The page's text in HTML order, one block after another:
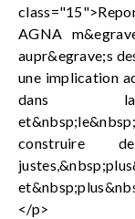
AGNA
aupr&egrave;s
une implication
dans la
construire
</p>